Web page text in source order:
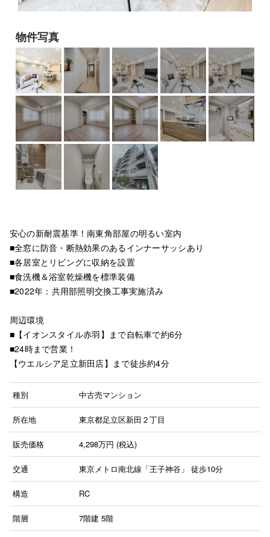
物件写真
安心の新耐震基準！南東角部屋の明るい室内
■全窓に防音・断熱効果のあるインナーサッシあり
■各居室とリビングに収納を設置
■食洗機＆浴室乾燥機を標準装備
■2022年：共用部照明交換工事実施済み
周辺環境
■【イオンスタイル赤羽】まで自転車で約6分
■24時まで営業！
【ウエルシア足立新田店】まで徒歩約4分
種別 中古売マンション
所在地 東京都足立区新田２丁目
販売価格 4,298万円 (税込)
交通 東京メトロ南北線「王子神谷」 徒歩10分
構造 RC
階層 7階建 5階